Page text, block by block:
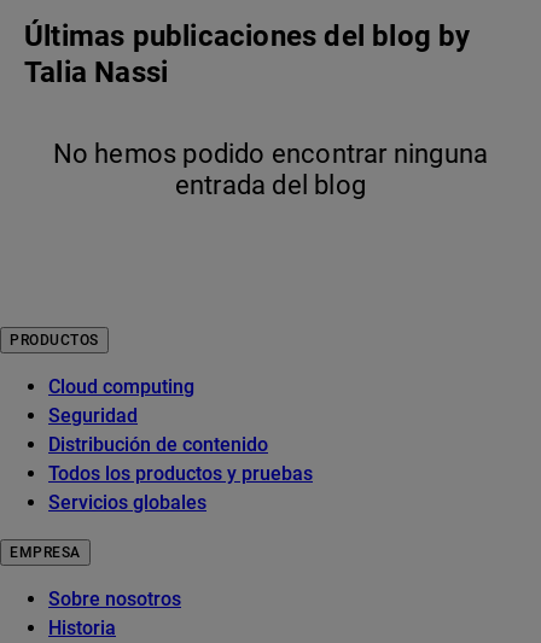
Últimas publicaciones del blog by
Talia Nassi
No hemos podido encontrar ninguna
entrada del blog
PRODUCTOS
Cloud computing
Seguridad
Distribución de contenido
Todos los productos y pruebas
Servicios globales
EMPRESA
Sobre nosotros
Historia